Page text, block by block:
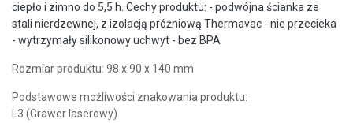
ciepło i zimno do 5,5 h. Cechy produktu: - podwójna ścianka ze
stali nierdzewnej, z izolacją próżniową Thermavac - nie przecieka
- wytrzymały silikonowy uchwyt - bez BPA
Rozmiar produktu: 98 x 90 x 140 mm
Podstawowe możliwości znakowania produktu:
L3 (Grawer laserowy)